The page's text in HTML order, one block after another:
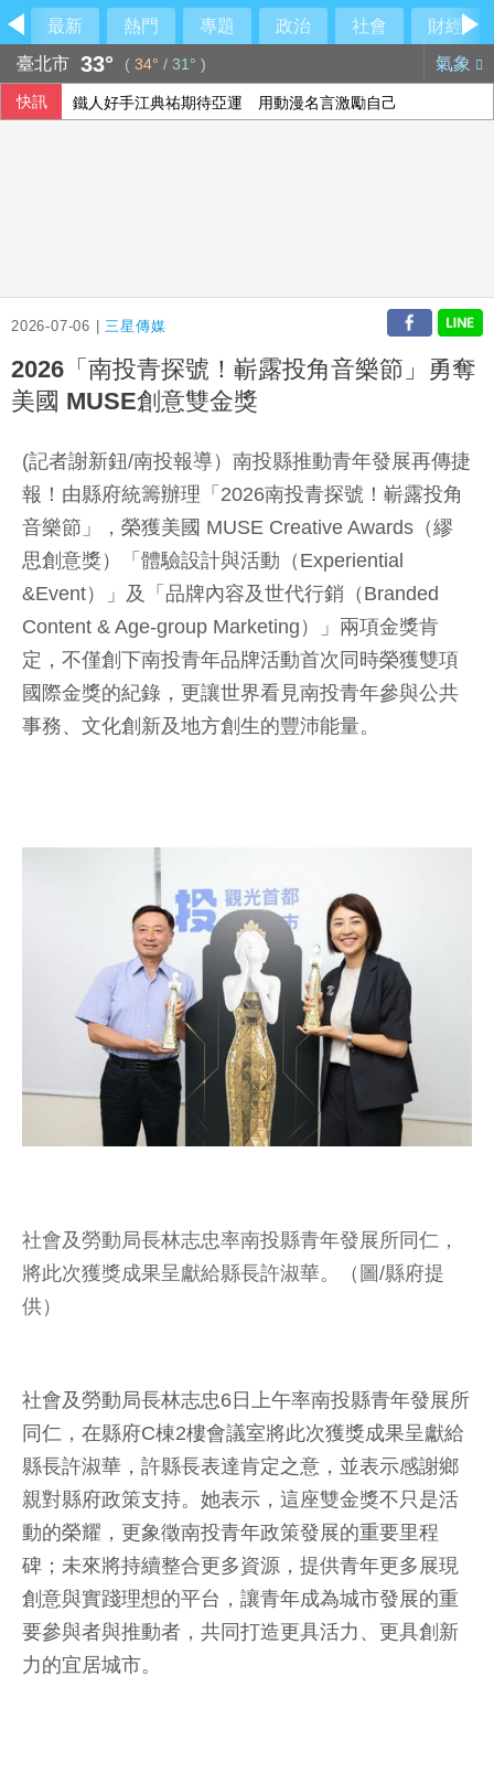
最新 熱門 專題 政治 社會
財經
臺北市 33° ( 34° / 31° ) 氣象
快訊 鐵人好手江典祐期待亞運 用動漫名言激勵自己
2026-07-06 |三星傳媒
2026「南投青探號！嶄露投角音樂節」勇奪
美國 MUSE創意雙金獎
(記者謝新鈕/南投報導）南投縣推動青年發展再傳捷
報！由縣府統籌辦理「2026南投青探號！嶄露投角
音樂節」，榮獲美國 MUSE Creative Awards（繆
思創意獎）「體驗設計與活動（Experiential
&Event）」及「品牌內容及世代行銷（Branded
Content & Age-group Marketing）」兩項金獎肯
定，不僅創下南投青年品牌活動首次同時榮獲雙項
國際金獎的紀錄，更讓世界看見南投青年參與公共
事務、文化創新及地方創生的豐沛能量。
社會及勞動局長林志忠率南投縣青年發展所同仁，
將此次獲獎成果呈獻給縣長許淑華。（圖/縣府提
供）
社會及勞動局長林志忠6日上午率南投縣青年發展所
同仁，在縣府C棟2樓會議室將此次獲獎成果呈獻給
縣長許淑華，許縣長表達肯定之意，並表示感謝鄉
親對縣府政策支持。她表示，這座雙金獎不只是活
動的榮耀，更象徵南投青年政策發展的重要里程
碑；未來將持續整合更多資源，提供青年更多展現
創意與實踐理想的平台，讓青年成為城市發展的重
要參與者與推動者，共同打造更具活力、更具創新
力的宜居城市。